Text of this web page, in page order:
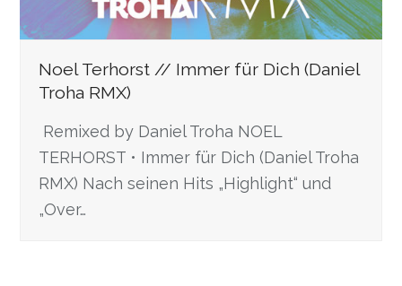
Noel Terhorst // Immer für Dich (Daniel
Troha RMX)
Remixed by Daniel Troha NOEL
TERHORST • Immer für Dich (Daniel Troha
RMX) Nach seinen Hits „Highlight“ und
„Over…